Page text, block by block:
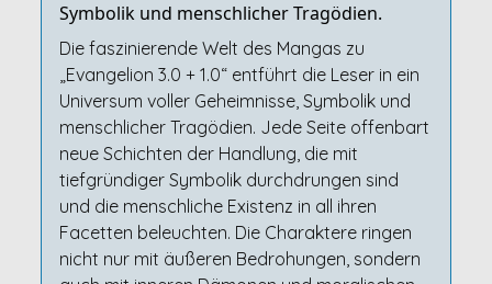
Symbolik und menschlicher Tragödien.
Die faszinierende Welt des Mangas zu
„Evangelion 3.0 + 1.0“ entführt die Leser in ein
Universum voller Geheimnisse, Symbolik und
menschlicher Tragödien. Jede Seite offenbart
neue Schichten der Handlung, die mit
tiefgründiger Symbolik durchdrungen sind
und die menschliche Existenz in all ihren
Facetten beleuchten. Die Charaktere ringen
nicht nur mit äußeren Bedrohungen, sondern